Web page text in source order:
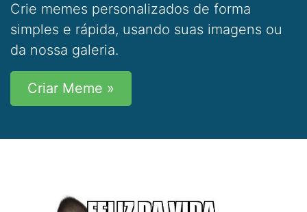
Crie memes personalizados de forma
simples e rápida, usando suas imagens ou
da nossa galeria.
Criar Meme »